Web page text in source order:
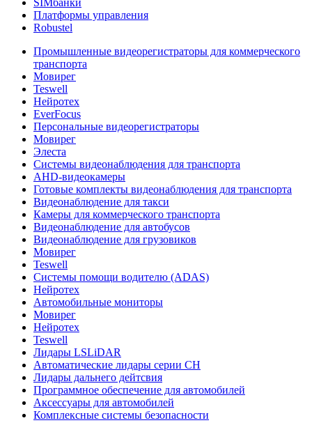
SIMбанки
Платформы управления
Robustel
Промышленные видеорегистраторы для коммерческого
транспорта
Мовирег
Teswell
Нейротех
EverFocus
Персональные видеорегистраторы
Мовирег
Элеста
Системы видеонаблюдения для транспорта
AHD-видеокамеры
Готовые комплекты видеонаблюдения для транспорта
Видеонаблюдение для такси
Камеры для коммерческого транспорта
Видеонаблюдение для автобусов
Видеонаблюдение для грузовиков
Мовирег
Teswell
Системы помощи водителю (ADAS)
Нейротех
Автомобильные мониторы
Мовирег
Нейротех
Teswell
Лидары LSLiDAR
Автоматические лидары серии CH
Лидары дальнего дейтсвия
Программное обеспечение для автомобилей
Аксессуары для автомобилей
Комплексные системы безопасности